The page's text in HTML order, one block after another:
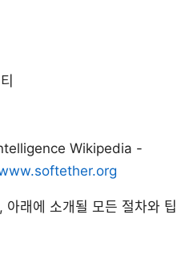
Wikipedia -
래에 소개될 모든 절차와 팁